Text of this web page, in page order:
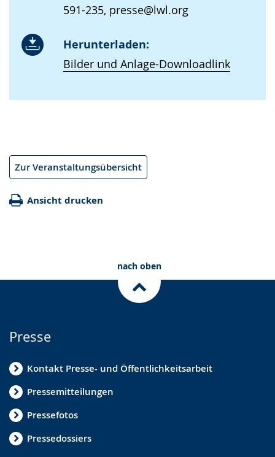
591-235, presse@lwl.org
Herunterladen:
Bilder und Anlage-Downloadlink
Zur Veranstaltungsübersicht
Ansicht drucken
nach oben
Presse
Kontakt Presse- und Öffentlichkeitsarbeit
Pressemitteilungen
Pressefotos
Pressedossiers